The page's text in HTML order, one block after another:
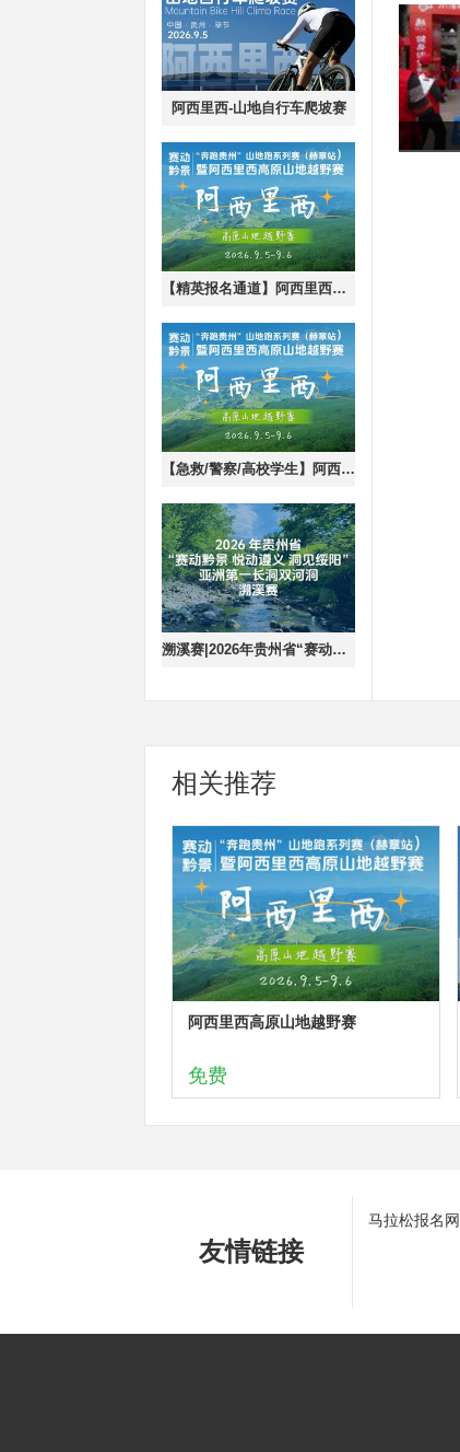
阿西里西-山地自行车爬坡赛
【精英报名通道】阿西里西高原山地越野赛
【急救/警察/高校学生】阿西里西高原山地越野赛
溯溪赛|2026年贵州省“赛动黔景悦动遵义洞见绥阳’亚洲第一长洞双河洞
相关推荐
阿西里西高原山地越野赛
免费
友情链接
马拉松报名网